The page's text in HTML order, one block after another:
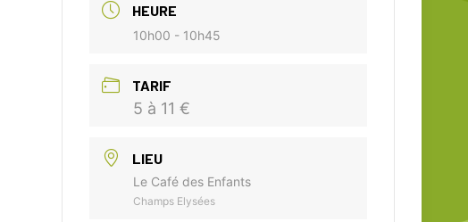
HEURE
10h00 - 10h45
TARIF
5 à 11 €
LIEU
Le Café des Enfants
Champs Elysées